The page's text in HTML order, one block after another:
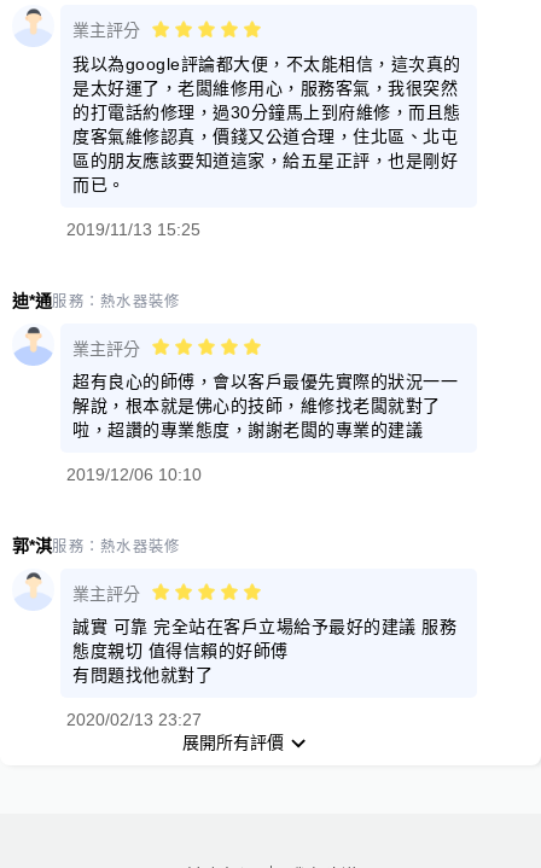
業主評分
我以為google評論都大便，不太能相信，這次真的
是太好運了，老闆維修用心，服務客氣，我很突然
的打電話約修理，過30分鐘馬上到府維修，而且態
度客氣維修認真，價錢又公道合理，住北區、北屯
區的朋友應該要知道這家，給五星正評，也是剛好
而已。
2019/11/13 15:25
迪*通服務：熱水器裝修
業主評分
超有良心的師傅，會以客戶最優先實際的狀況一一
解說，根本就是佛心的技師，維修找老闆就對了
啦，超讚的專業態度，謝謝老闆的專業的建議
2019/12/06 10:10
郭*淇服務：熱水器裝修
業主評分
誠實 可靠 完全站在客戶立場給予最好的建議 服務
態度親切 值得信賴的好師傅
有問題找他就對了
2020/02/13 23:27
展開所有評價